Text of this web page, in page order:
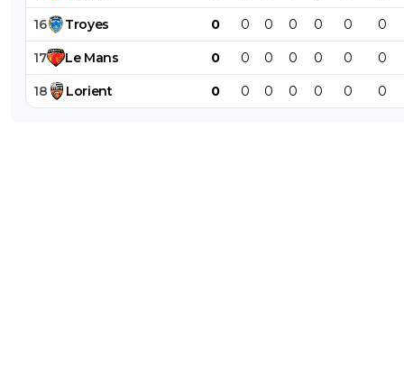
16 Troyes 0 0 0 0 0 0 0
17 Le Mans 0 0 0 0 0 0 0
18 Lorient 0 0 0 0 0 0 0